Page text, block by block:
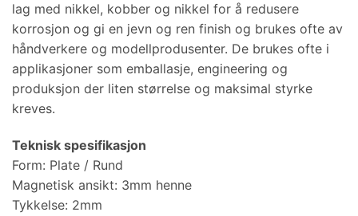
lag med nikkel, kobber og nikkel for å redusere
korrosjon og gi en jevn og ren finish og brukes ofte av
håndverkere og modellprodusenter. De brukes ofte i
applikasjoner som emballasje, engineering og
produksjon der liten størrelse og maksimal styrke
kreves.
Teknisk spesifikasjon
Form: Plate / Rund
Magnetisk ansikt: 3mm henne
Tykkelse: 2mm